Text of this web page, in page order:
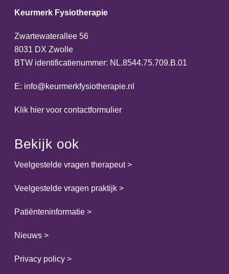
Keurmerk Fysiotherapie
Zwartewaterallee 56
8031 DX Zwolle
BTW identificatienummer: NL.8544.75.709.B.01
E: info@keurmerkfysiotherapie.nl
Klik hier voor contactformulier
Bekijk ook
Veelgestelde vragen therapeut>
Veelgestelde vragen praktijk >
Patiënteninformatie >
Nieuws >
Privacy policy >